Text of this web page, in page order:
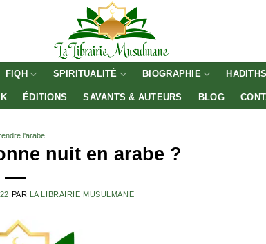
FIQH SPIRITUALITÉ BIOGRAPHIE
ÉDITIONS SAVANTS & AUTEURS BLOG
l'arabe
nuit en arabe ?
PAR LA LIBRAIRIE MUSULMANE